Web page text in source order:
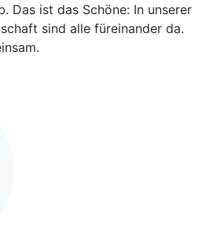
Das ist das Schöne: In unserer
sind alle füreinander da.